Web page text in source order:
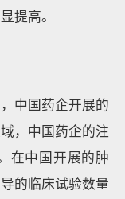
提高。
中国药企开展的
，中国药企的注
在中国开展的肿
的临床试验数量